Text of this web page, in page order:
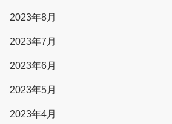
2023年8月
2023年7月
2023年6月
2023年5月
2023年4月